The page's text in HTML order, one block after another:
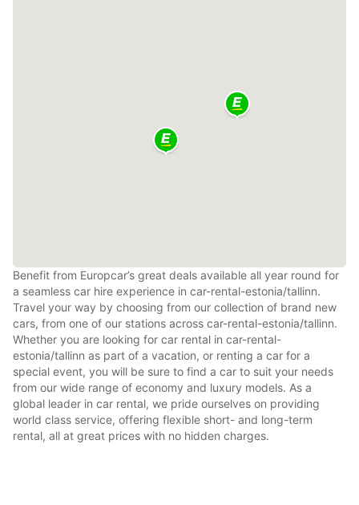
Benefit from Europcar’s great deals available all year round for
a seamless car hire experience in car-rental-estonia/tallinn.
Travel your way by choosing from our collection of brand new
cars, from one of our stations across car-rental-estonia/tallinn.
Whether you are looking for car rental in car-rental-
estonia/tallinn as part of a vacation, or renting a car for a
special event, you will be sure to find a car to suit your needs
from our wide range of economy and luxury models. As a
global leader in car rental, we pride ourselves on providing
world class service, offering flexible short- and long-term
rental, all at great prices with no hidden charges.